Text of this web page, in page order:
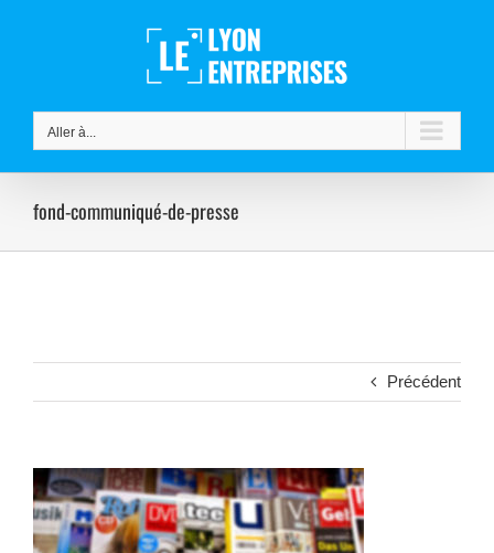
Aller à...
fond-communiqué-de-presse
Précédent